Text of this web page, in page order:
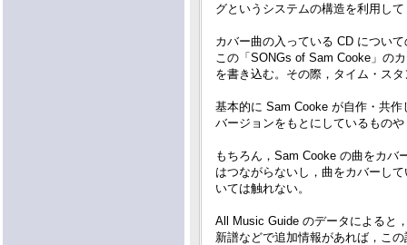
グというシステムの構造を利用し
カバー曲の入っている CD につい
この「SONGs of Sam Cooke」の
を書き込む。その際，タイム・ス
基本的に Sam Cooke が自作・共
バージョンをもとにしているもの
もちろん，Sam Cooke の曲をカバ
はつながらないし，曲をカバーし
いては触れない。
All Music Guide のデータによると
新譜などで追加情報があれば，こ